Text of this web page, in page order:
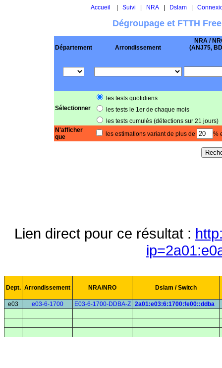
Accueil Suivi NRA| Dslam|
Dégroupage et FTTH
Département Arrondissement
NRA /
(ANJ75,
Sélectionner
les tests quotidiens
les tests le 1er de chaque mois
les tests cumulés (détections sur 21 jours)
N'afficher
que
les estimations variant de plus de %
Lien direct pour ce résultat :
Dept. Arrondissement NRA/NRO Dslam / Switch
e03 e03-6-1700 E03-6-1700-DDBA-Z 2a01:e03:6:1700:fe00::ddba